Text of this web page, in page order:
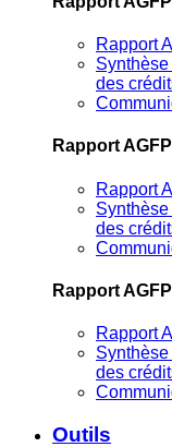
Rapport
des
Rapport
Rapport
des
Rapport
Rapport
des
Outils